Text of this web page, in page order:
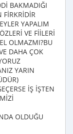
BAKMADIĞI
FİRKRİDİR
YAPALIM
VE FİİLERİ
OLMAZMI?BU
DAHA ÇOK
YARIN
İŞ İŞTEN
OLDUĞU